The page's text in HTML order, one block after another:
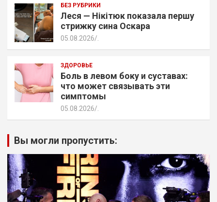
БЕЗ РУБРИКИ
Леся — Нікітюк показала першу
стрижку сина Оскара
05.08.2026
ЗДОРОВЬЕ
Боль в левом боку и суставах:
что может связывать эти
симптомы
05.08.2026
Вы могли пропустить: